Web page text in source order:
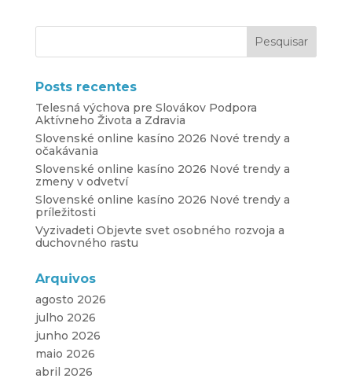
Posts recentes
Telesná výchova pre Slovákov Podpora
Aktívneho Života a Zdravia
Slovenské online kasíno 2026 Nové trendy a
očakávania
Slovenské online kasíno 2026 Nové trendy a
zmeny v odvetví
Slovenské online kasíno 2026 Nové trendy a
príležitosti
Vyzivadeti Objevte svet osobného rozvoja a
duchovného rastu
Arquivos
agosto 2026
julho 2026
junho 2026
maio 2026
abril 2026